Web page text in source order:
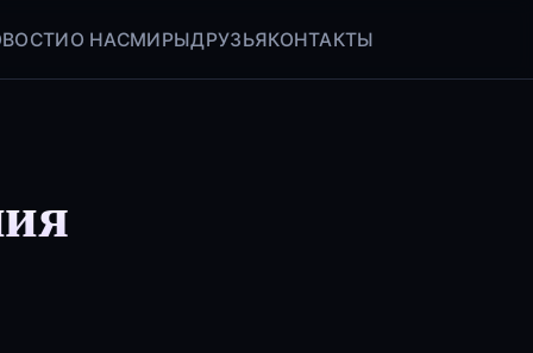
О НАСМИРЫДРУЗЬЯКОНТАКТЫ